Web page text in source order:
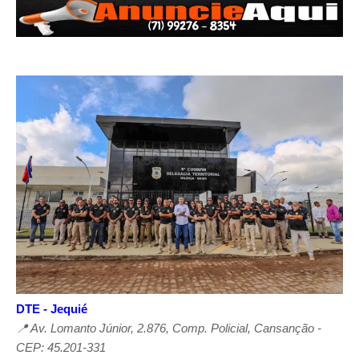
DTE - Jequié
📍 Av. Lomanto Júnior, 2.876, Comp. Policial, Cansanção -
CEP: 45.201-331